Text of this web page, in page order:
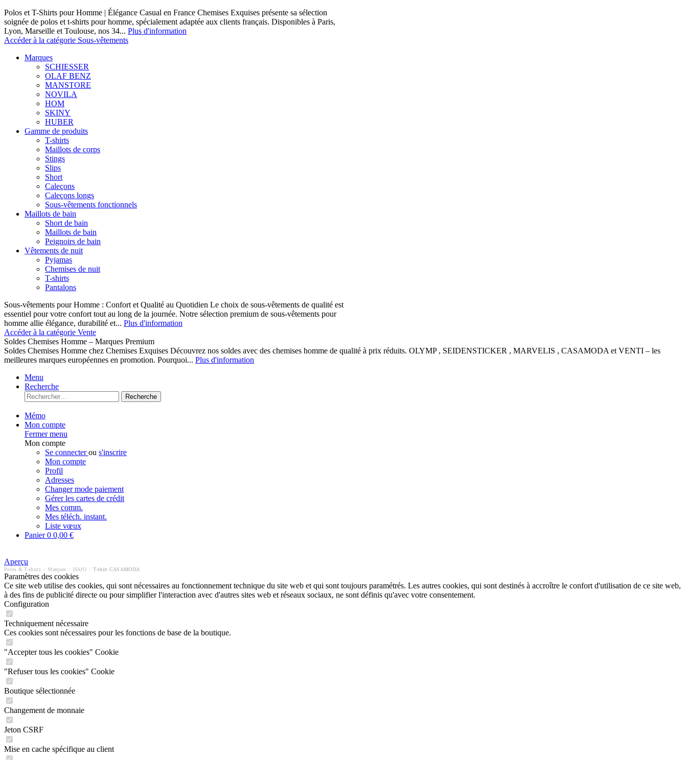
Polos et T-Shirts pour Homme | Élégance Casual en France Chemises Exquises présente sa sélection
soignée de polos et t-shirts pour homme, spécialement adaptée aux clients français. Disponibles à Paris,
Lyon, Marseille et Toulouse, nos 34... Plus d'information
Accéder à la catégorie Sous-vêtements
Marques
SCHIESSER
OLAF BENZ
MANSTORE
NOVILA
HOM
SKINY
HUBER
Gamme de produits
T-shirts
Maillots de corps
Stings
Slips
Short
Caleçons
Caleçons longs
Sous-vêtements fonctionnels
Maillots de bain
Short de bain
Maillots de bain
Peignoirs de bain
Vêtements de nuit
Pyjamas
Chemises de nuit
T-shirts
Pantalons
Sous-vêtements pour Homme : Confort et Qualité au Quotidien Le choix de sous-vêtements de qualité est
essentiel pour votre confort tout au long de la journée. Notre sélection premium de sous-vêtements pour
homme allie élégance, durabilité et... Plus d'information
Accéder à la catégorie Vente
Soldes Chemises Homme – Marques Premium
Soldes Chemises Homme chez Chemises Exquises Découvrez nos soldes avec des chemises homme de qualité à prix réduits. OLYMP , SEIDENSTICKER , MARVELIS , CASAMODA et VENTI – les
meilleures marques européennes en promotion. Pourquoi... Plus d'information
Menu
Recherche
Recherche
Mémo
Mon compte
Fermer menu
Mon compte
Se connecterou s'inscrire
Mon compte
Profil
Adresses
Changer mode paiement
Gérer les cartes de crédit
Mes comm.
Mes téléch. instant.
Liste vœux
Panier0 0,00 €
Aperçu
Polos & T-shirts Marques HAJO T-shirt CASAMODA
Paramètres des cookies
Ce site web utilise des cookies, qui sont nécessaires au fonctionnement technique du site web et qui sont toujours paramétrés. Les autres cookies, qui sont destinés à accroître le confort d'utilisation de ce site web,
à des fins de publicité directe ou pour simplifier l'interaction avec d'autres sites web et réseaux sociaux, ne sont définis qu'avec votre consentement.
Configuration
Techniquement nécessaire
Ces cookies sont nécessaires pour les fonctions de base de la boutique.
"Accepter tous les cookies" Cookie
"Refuser tous les cookies" Cookie
Boutique sélectionnée
Changement de monnaie
Jeton CSRF
Mise en cache spécifique au client